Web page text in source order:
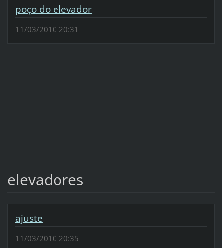
poço do elevador
11/03/2010 20:31
elevadores
ajuste
11/03/2010 20:35